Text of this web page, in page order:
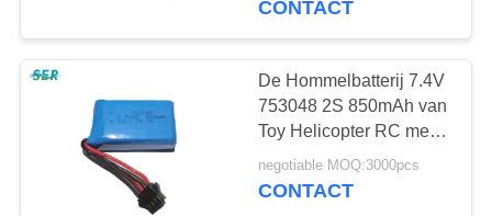
LifePO4
lithiumbatterij
12
CONTACT
De Hommelbatterij 7.4V
753048 2S 850mAh van
Toy Helicopter RC met
PCM XH/JST/SM
Schakelaar
negotiable MOQ:3000pcs
CONTACT